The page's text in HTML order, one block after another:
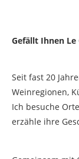
Gefällt Ihnen Le
Seit fast 20
Weinregionen,
Ich besuche
erzähle ihre